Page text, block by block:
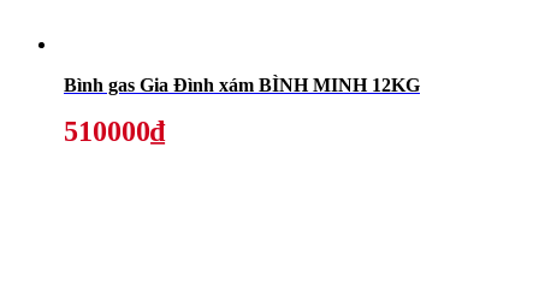
Bình gas Gia Đình xám BÌNH MINH 12KG
510000₫